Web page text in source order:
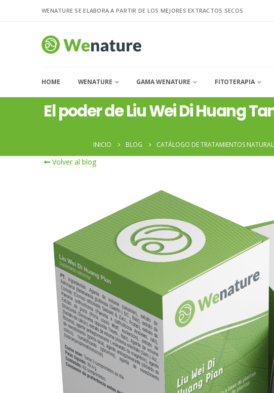
WENATURE SE ELABORA A PARTIR DE LOS MEJORES EXTRACTOS SECOS
HOME WENATURE GAMA WENATURE FITOTERAPIA
El poder de Liu Wei Di Huang
INICIO BLOG CATÁLOGO DE TRATAMIENTOS
Volver al blog